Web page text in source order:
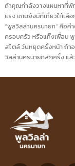
ถ้าคุณกำลังวางแผนหาที่พั
แรง แถมยังมีที่เที่ยวให้เลื
“พูลวิลล่านครนายก” คือค
ครอบครัว หรือแก๊งเพื่อน
สไตล์ วันหยุดครั้งหน้า ถ้า
วิลล่านครนายกสักครั้ง แ